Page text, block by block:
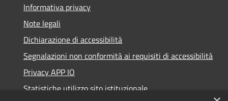
Informativa privacy
Note legali
Dichiarazione di accessibilità
Segnalazioni non conformità ai requisiti di accessibilità
Privacy APP IO
Statistiche utilizzo sito istituzionale